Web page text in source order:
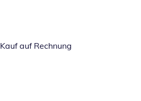
Kauf auf Rechnung